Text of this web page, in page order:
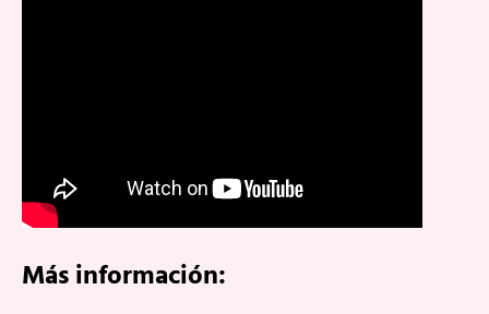
Más información: